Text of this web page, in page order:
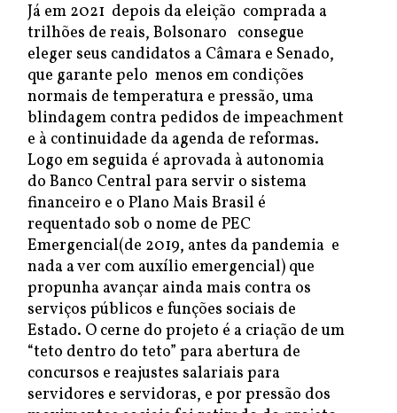
Já em 2021 depois da eleição comprada a
trilhões de reais, Bolsonaro consegue
eleger seus candidatos a Câmara e Senado,
que garante pelo menos em condições
normais de temperatura e pressão, uma
blindagem contra pedidos de impeachment
e à continuidade da agenda de reformas.
Logo em seguida é aprovada à autonomia
do Banco Central para servir o sistema
financeiro e o Plano Mais Brasil é
requentado sob o nome de PEC
Emergencial(de 2019, antes da pandemia e
nada a ver com auxílio emergencial) que
propunha avançar ainda mais contra os
serviços públicos e funções sociais de
Estado. O cerne do projeto é a criação de um
“teto dentro do teto” para abertura de
concursos e reajustes salariais para
servidores e servidoras, e por pressão dos